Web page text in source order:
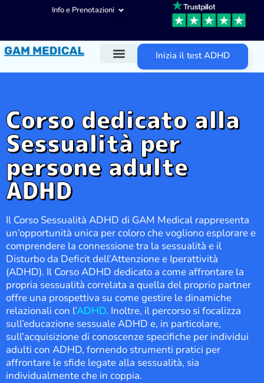
Info e Prenotazioni
Inizia il test ADHD
Corso dedicato alla
Sessualità per
persone adulte
ADHD
Il Corso Sessualità ADHD di GAM Medical rappresenta
un’opportunità unica per coloro che vogliono esplorare e
comprendere la connessione tra la sessualità e il
Disturbo da Deficit dell’Attenzione e Iperattività
(ADHD). Il Corso ADHD dedicato a come affrontare la
propria sessualità correlata a quella del proprio partner
offre una prospettiva su come gestire le dinamiche
relazionali con l’ADHD. Inoltre, il percorso si focalizza
sull’educazione sessuale ADHD e, in particolare,
sull’acquisizione di conoscenze specifiche per individui
adulti con ADHD, fornendo strumenti pratici per
affrontare le sfide legate alla sessualità, sia
individualmente che in coppia.